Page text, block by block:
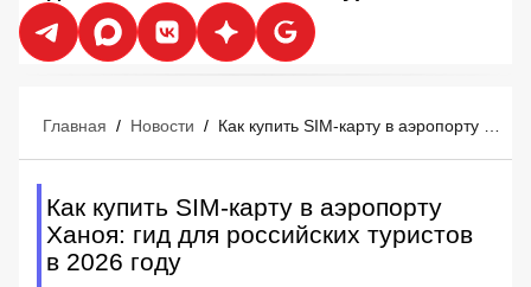
Главная / Новости /
Как купить SIM-карту в аэропорту
Ханоя: гид для российских туристов
в 2026 году